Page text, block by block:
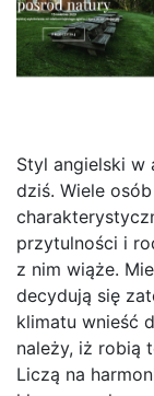
Styl angielski w
dziś. Wiele
przytulności i
z nim wiąże.
decydują się
klimatu wnieść
należy, iż robią
Liczą na